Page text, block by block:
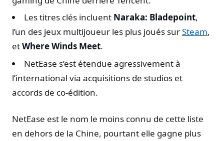
Les titres clés incluent Naraka: Bladepoint,
l’un des jeux multijoueur les plus joués surSteam,
etWhere Winds Meet.
NetEase s’est étendue agressivement à
l’international via acquisitions de studios et
accords de co-édition.
NetEase est le nom le moins connu de cette liste
en dehors de la Chine, pourtant elle gagne plus